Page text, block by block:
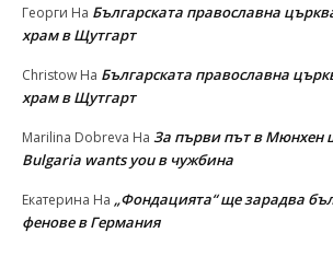
Георги На Българската православна
храм в Щутгарт
Christow На Българската православна
храм в Щутгарт
Marilina Dobreva На За първи път в Мюнхен
Bulgaria wants you в чужбина
Екатерина На „Фондацията“ ще зарадва
фенове в Германия